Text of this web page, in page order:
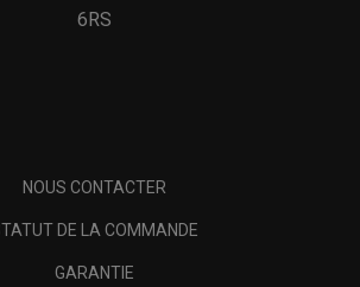
6RS
NOUS CONTACTER
DE LA COMMANDE
GARANTIE